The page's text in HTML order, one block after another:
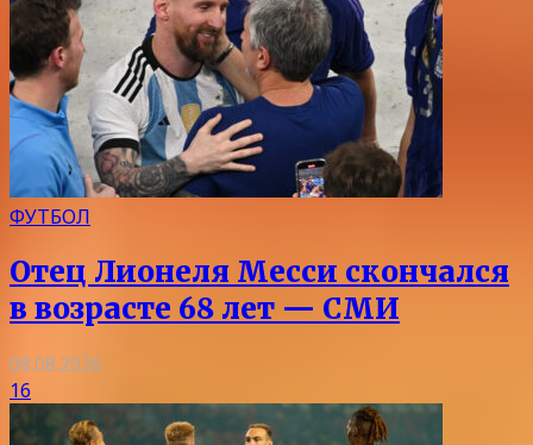
ФУТБОЛ
Отец Лионеля Месси скончался
в возрасте 68 лет — СМИ
08.08.2026
16